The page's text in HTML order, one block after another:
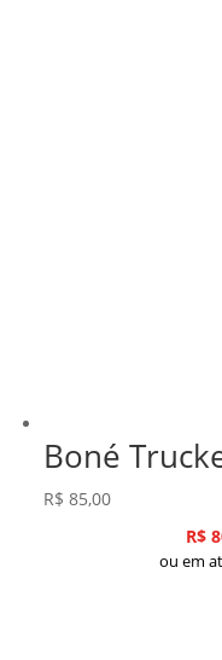
Boné
R$ 85,00
R$
ou em